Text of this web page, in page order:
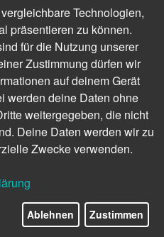
Technologien,
präsentieren zu können.
für die Nutzung unserer
Zustimmung dürfen wir
auf deinem Gerät
werden deine Daten ohne
weitergegeben, die nicht
Deine Daten werden wir zu
Zwecke verwenden.
Ablehnen Zustimmen